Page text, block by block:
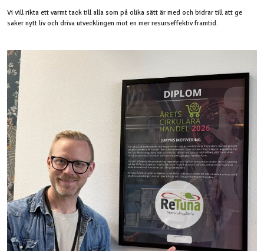
Vi vill rikta ett varmt tack till alla som på olika sätt är med och bidrar till att ge
saker nytt liv och driva utvecklingen mot en mer resurseffektiv framtid.